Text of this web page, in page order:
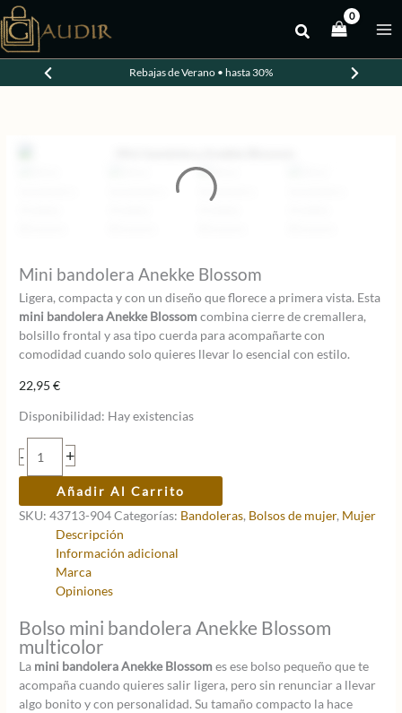
al
contenido
Rebajas de Verano • hasta 30%
Mini bandolera Anekke Blossom
Ligera, compacta y con un diseño que florece a primera vista. Esta
mini bandolera Anekke Blossomcombina cierre de cremallera,
bolsillo frontal y asa tipo cuerda para acompañarte con
comodidad cuando solo quieres llevar lo esencial con estilo.
22,95€
Disponibilidad: Hay existencias
-
bandolera
Anekke
Blossom
cantidad
+
Añadir Al Carrito
SKU:43713-904Categorías: Bandoleras, Bolsos de mujer, Mujer
Descripción
Información adicional
Marca
Opiniones
Bolso mini bandolera Anekke Blossom
multicolor
La mini bandolera Anekke Blossomes ese bolso pequeño que te
acompaña cuando quieres salir ligera, pero sin renunciar a llevar
algo bonito y con personalidad. Su tamaño compacto la hace